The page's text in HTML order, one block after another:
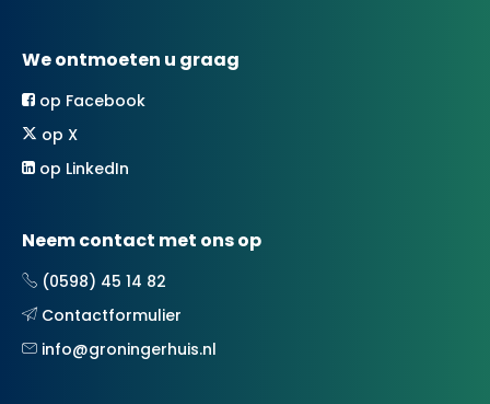
We ontmoeten u graag
op Facebook
op X
op LinkedIn
Neem contact met ons op
(0598) 45 14 82
Contactformulier
info@groningerhuis.nl